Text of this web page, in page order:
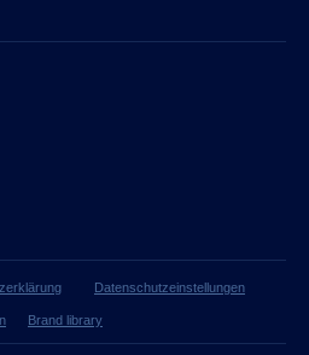
Datenschutzeinstellungen
Brand library